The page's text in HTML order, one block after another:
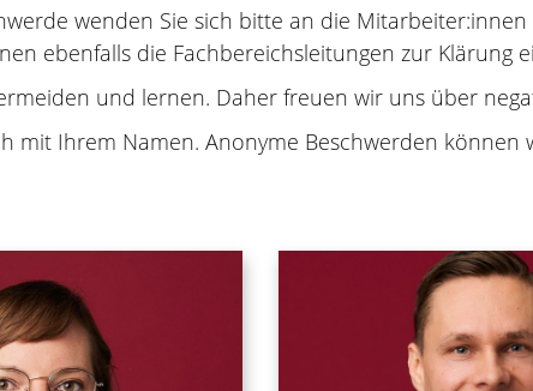
wenden Sie sich bitte an die
ebenfalls die Fachbereichsleitungen zur Klärung
und lernen. Daher freuen wir uns über
mit Ihrem Namen. Anonyme Beschwerden